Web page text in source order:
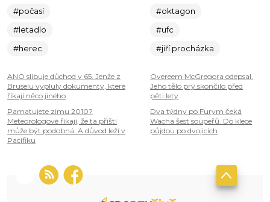
#počasí
#letadlo
#herec
ANO slibuje důchod v 65. Jenže z
Bruselu vypluly dokumenty, které
říkají něco jiného
Pamatujete zimu 2010?
Meteorologové říkají, že ta příští
může být podobná. A důvod leží v
Pacifiku
#oktagon
#ufc
#jiří procházka
Overeem McGregora odepsal.
Jeho tělo prý skončilo před
pěti lety
Dva týdny po Furym čeká
Wacha šest soupeřů. Do klece
půjdou po dvojicích